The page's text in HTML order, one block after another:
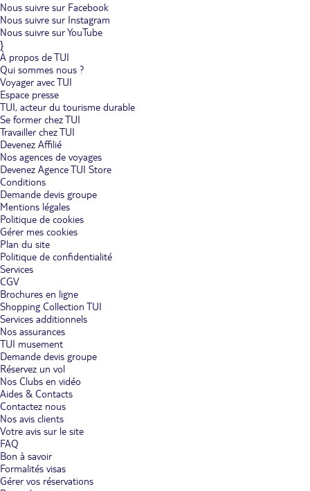
Nous suivre sur Facebook
Nous suivre sur Instagram
Nous suivre sur YouTube
}
À propos de TUI
Qui sommes nous ?
Voyager avec TUI
Espace presse
TUI, acteur du tourisme durable
Se former chez TUI
Travailler chez TUI
Devenez Affilié
Nos agences de voyages
Devenez Agence TUI Store
Conditions
Demande devis groupe
Mentions légales
Politique de cookies
Gérer mes cookies
Plan du site
Politique de confidentialité
Services
CGV
Brochures en ligne
Shopping Collection TUI
Services additionnels
Nos assurances
TUI musement
Demande devis groupe
Réservez un vol
Nos Clubs en vidéo
Aides & Contacts
Contactez nous
Nos avis clients
Votre avis sur le site
FAQ
Bon à savoir
Formalités visas
Gérer vos réservations